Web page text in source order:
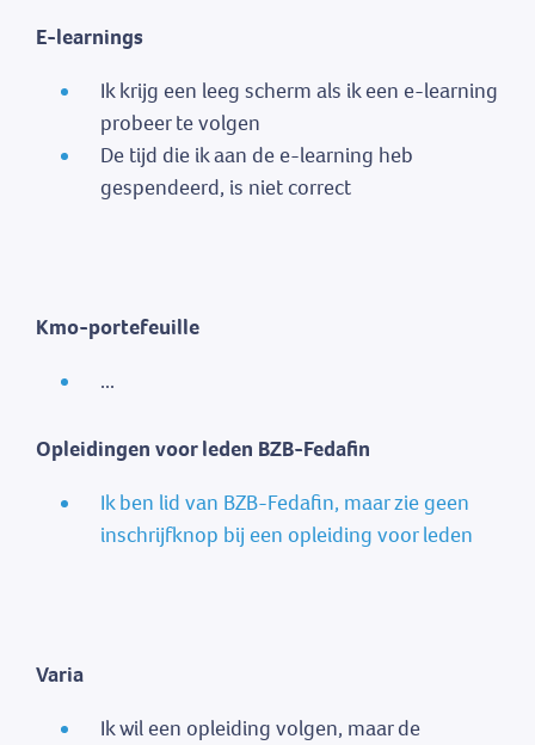
E-learnings
Ik krijg een leeg scherm als ik een e-learning
probeer te volgen
De tijd die ik aan de e-learning heb
gespendeerd, is niet correct
Kmo-portefeuille
...
Opleidingen voor leden BZB-Fedafin
Ik ben lid van BZB-Fedafin, maar zie geen
inschrijfknop bij een opleiding voor leden
Varia
Ik wil een opleiding volgen, maar de